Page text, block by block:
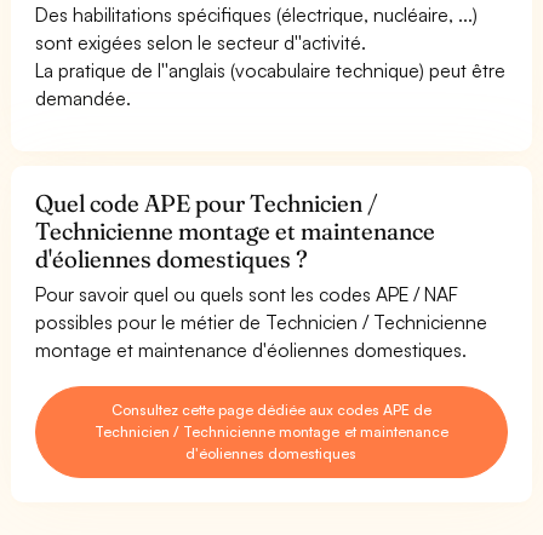
Des habilitations spécifiques (électrique, nucléaire, ...)
sont exigées selon le secteur d''activité.
La pratique de l''anglais (vocabulaire technique) peut être
demandée.
Quel code APE pour Technicien /
Technicienne montage et maintenance
d'éoliennes domestiques ?
Pour savoir quel ou quels sont les codes APE / NAF
possibles pour le métier de Technicien / Technicienne
montage et maintenance d'éoliennes domestiques.
Consultez cette page dédiée aux codes APE de
Technicien / Technicienne montage et maintenance
d'éoliennes domestiques